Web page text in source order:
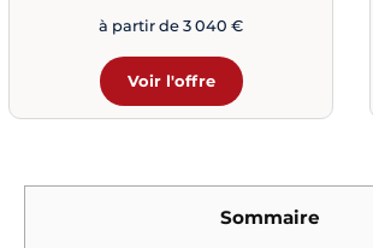
à partir de 3 040 €
Voir l'offre
Sommaire